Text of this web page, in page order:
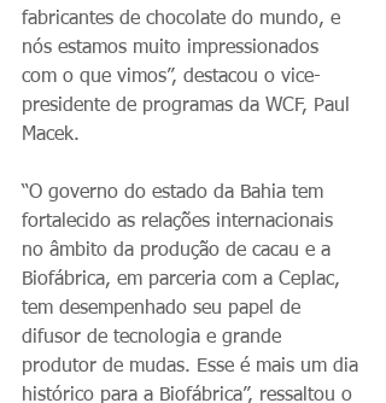
fabricantes de chocolate do mundo, e
nós estamos muito impressionados
com o que vimos”, destacou o vice-
presidente de programas da WCF, Paul
Macek.
“O governo do estado da Bahia tem
fortalecido as relações internacionais
no âmbito da produção de cacau e a
Biofábrica, em parceria com a Ceplac,
tem desempenhado seu papel de
difusor de tecnologia e grande
produtor de mudas. Esse é mais um dia
histórico para a Biofábrica”, ressaltou o